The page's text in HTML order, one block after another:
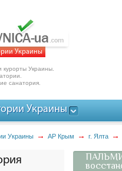
Украины
курорты Украины.
санатория.
Украины
Украины АР Крым г. Ялта